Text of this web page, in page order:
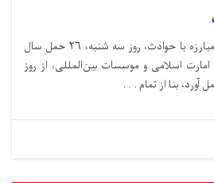
قرار است اداره ملی آمادگی مبارزه با حوادث،‌ روز سه شنبه، ۲۶ حمل سال
اسلامی و موسسات بین‌المللی، از روز
بنا از تمام . . .